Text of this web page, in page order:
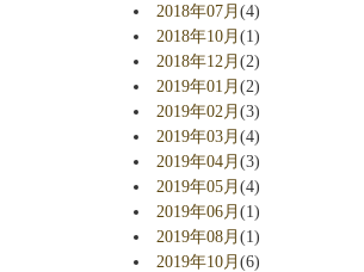
2018年07月(4)
2018年10月(1)
2018年12月(2)
2019年01月(2)
2019年02月(3)
2019年03月(4)
2019年04月(3)
2019年05月(4)
2019年06月(1)
2019年08月(1)
2019年10月(6)